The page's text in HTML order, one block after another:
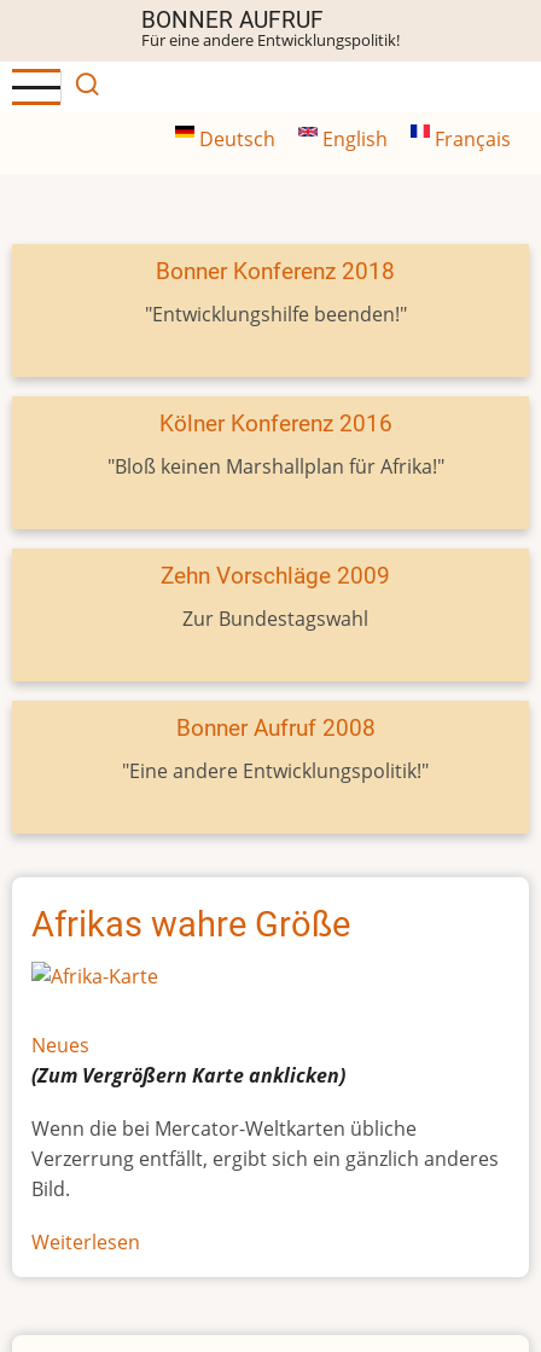
Inhalt
BONNER AUFRUF
Für eine andere Entwicklungspolitik!
Deutsch English Français
Bonner Konferenz 2018
"Entwicklungshilfe beenden!"
Kölner Konferenz 2016
"Bloß keinen Marshallplan für Afrika!"
Zehn Vorschläge 2009
Zur Bundestagswahl
Bonner Aufruf 2008
"Eine andere Entwicklungspolitik!"
Afrikas wahre Größe
Neues
(Zum Vergrößern Karteanklicken)
Wenn die bei Mercator-Weltkarten übliche
Verzerrung entfällt, ergibt sich ein gänzlich anderes
Bild.
Weiterlesen
Afrikas
Größe